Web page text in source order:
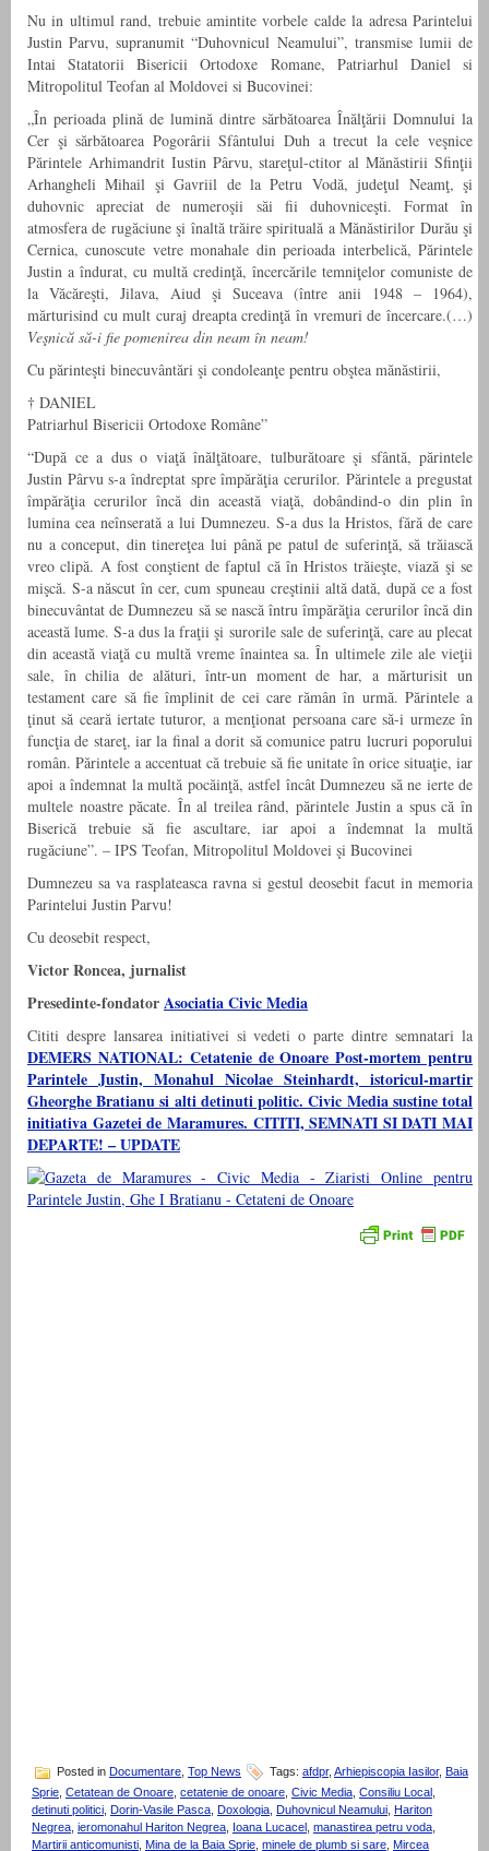
Nu in ultimul rand, trebuie amintite vorbele calde la adresa Parintelui
Justin Parvu, supranumit “Duhovnicul Neamului”, transmise lumii de
Intai Statatorii Bisericii Ortodoxe Romane, Patriarhul Daniel si
Mitropolitul Teofan al Moldovei si Bucovinei:
„În perioada plină de lumină dintre sărbătoarea Înălţării Domnului la
Cer şi sărbătoarea Pogorârii Sfântului Duh a trecut la cele veşnice
Părintele Arhimandrit Iustin Pârvu, stareţul-ctitor al Mănăstirii Sfinţii
Arhangheli Mihail şi Gavriil de la Petru Vodă, judeţul Neamţ, şi
duhovnic apreciat de numeroşii săi fii duhovniceşti. Format în
atmosfera de rugăciune şi înaltă trăire spirituală a Mănăstirilor Durău şi
Cernica, cunoscute vetre monahale din perioada interbelică, Părintele
Justin a îndurat, cu multă credinţă, încercările temniţelor comuniste de
la Văcăreşti, Jilava, Aiud şi Suceava (între anii 1948 – 1964),
mărturisind cu mult curaj dreapta credinţă în vremuri de încercare.(…)
Veşnică să-i fie pomenirea din neam în neam!
Cu părinteşti binecuvântări şi condoleanţe pentru obştea mănăstirii,
† DANIEL
Patriarhul Bisericii Ortodoxe Române”
“După ce a dus o viaţă înălţătoare, tulburătoare şi sfântă, părintele
Justin Pârvu s-a îndreptat spre împărăţia cerurilor. Părintele a pregustat
împărăţia cerurilor încă din această viaţă, dobândind-o din plin în
lumina cea neînserată a lui Dumnezeu. S-a dus la Hristos, fără de care
nu a conceput, din tinereţea lui până pe patul de suferinţă, să trăiască
vreo clipă. A fost conştient de faptul că în Hristos trăieşte, viază şi se
mişcă. S-a născut în cer, cum spuneau creştinii altă dată, după ce a fost
binecuvântat de Dumnezeu să se nască întru împărăţia cerurilor încă din
această lume. S-a dus la fraţii şi surorile sale de suferinţă, care au plecat
din această viaţă cu multă vreme înaintea sa. În ultimele zile ale vieţii
sale, în chilia de alături, într-un moment de har, a mărturisit un
testament care să fie împlinit de cei care rămân în urmă. Părintele a
ţinut să ceară iertate tuturor, a menţionat persoana care să-i urmeze în
funcţia de stareţ, iar la final a dorit să comunice patru lucruri poporului
român. Părintele a accentuat că trebuie să fie unitate în orice situaţie, iar
apoi a îndemnat la multă pocăinţă, astfel încât Dumnezeu să ne ierte de
multele noastre păcate. În al treilea rând, părintele Justin a spus că în
Biserică trebuie să fie ascultare, iar apoi a îndemnat la multă
rugăciune”. – IPS Teofan, Mitropolitul Moldovei şi Bucovinei
Dumnezeu sa va rasplateasca ravna si gestul deosebit facut in memoria
Parintelui Justin Parvu!
Cu deosebit respect,
Victor Roncea, jurnalist
Presedinte-fondatorAsociatia Civic Media
Cititi despre lansarea initiativei si vedeti o parte dintre semnatari la
DEMERS NATIONAL: Cetatenie de Onoare Post-mortem pentru
Parintele Justin, Monahul Nicolae Steinhardt, istoricul-martir
Gheorghe Bratianu si alti detinuti politic. Civic Media sustine total
initiativa Gazetei de Maramures. CITITI, SEMNATI SI DATI MAI
DEPARTE! – UPDATE
Posted in Documentare Top News Tags: afdpr, Arhiepiscopia Iasilor, Baia
Sprie, Cetatean de Onoare, cetatenie de onoare, Civic Media, Consiliu Local ,
detinuti politici, Dorin-Vasile Pasca, Doxologia, Duhovnicul Neamului, Hariton
Negrea, ieromonahul Hariton Negrea, Ioana Lucacel , manastirea petru voda,
Martirii anticomunisti, Mina de la Baia Sprie, minele de plumb si sare, Mircea